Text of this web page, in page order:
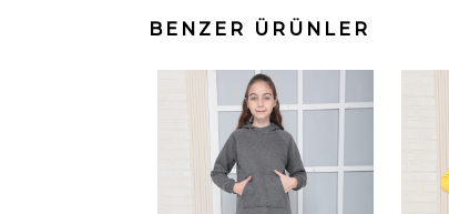
BENZER ÜRÜNLER